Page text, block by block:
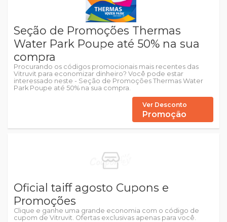
Seção de Promoções Thermas
Water Park Poupe até 50% na sua
compra
Procurando os códigos promocionais mais recentes das
Vitruvit para economizar dinheiro? Você pode estar
interessado neste - Seção de Promoções Thermas Water
Park Poupe até 50% na sua compra.
Ver Desconto
Promoção
Oficial taiff agosto Cupons e
Promoções
Clique e ganhe uma grande economia com o código de
cupom de Vitruvit. Ofertas exclusivas apenas para você.